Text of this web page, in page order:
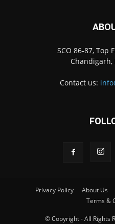
SCO 86-87, Top
Chandigarh,
Contact us:
Privacy Policy About Us
Terms &
© Copyright - All Rights